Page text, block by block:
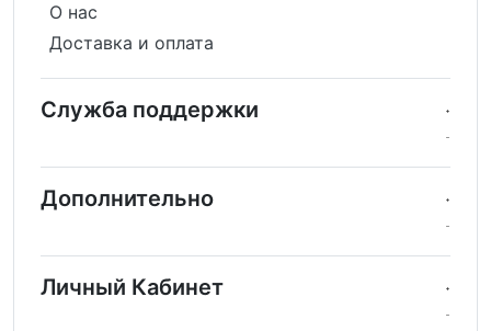
О нас
Доставка и оплата
Служба поддержки
Дополнительно
Личный Кабинет